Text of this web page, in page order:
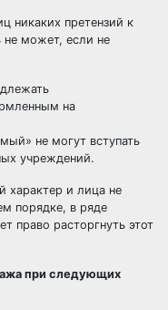
никаких претензий к
не может, если не
на
не могут вступать
учреждений.
характер и лица не
порядке, в ряде
право расторгнуть этот
при следующих